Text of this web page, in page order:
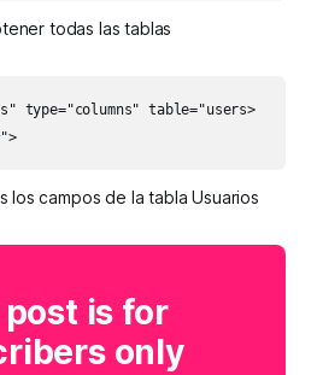
todas las tablas
type="columns" table="users>
los campos de la tabla Usuarios
is for
only